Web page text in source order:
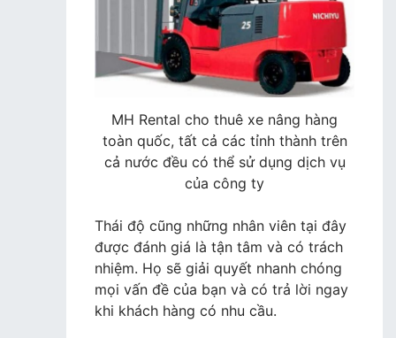
MH Rental cho thuê xe nâng hàng
toàn quốc, tất cả các tỉnh thành trên
cả nước đều có thể sử dụng dịch vụ
của công ty
Thái độ cũng những nhân viên tại đây
được đánh giá là tận tâm và có trách
nhiệm. Họ sẽ giải quyết nhanh chóng
mọi vấn đề của bạn và có trả lời ngay
khi khách hàng có nhu cầu.